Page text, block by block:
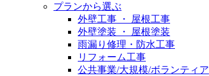
プランから選ぶ
外壁工事 ・ 屋根工事
外壁塗装 ・ 屋根塗装
雨漏り修理・防水工事
リフォーム工事
公共事業/大規模/ボランティア